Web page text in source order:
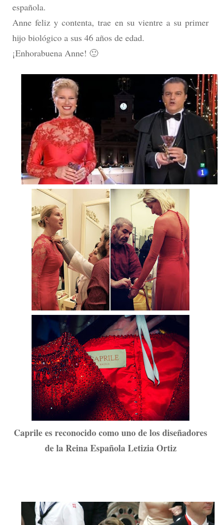
española.
Anne feliz y contenta, trae en su vientre a su primer
hijo biológico a sus 46 años de edad.
¡Enhorabuena Anne! 🙂
Caprile es reconocido como uno de los diseñadores
de la Reina Española Letizia Ortiz